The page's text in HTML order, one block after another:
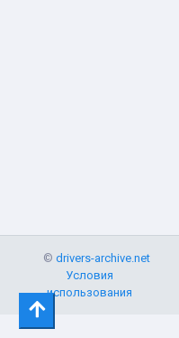
©drivers-archive.net
Условия
использования